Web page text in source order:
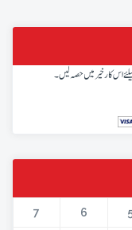
اس کار خیر میں حصہ لیں۔
6
7